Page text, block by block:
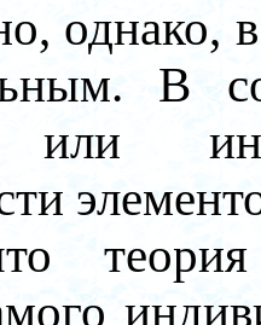
однако,
В
или
теория